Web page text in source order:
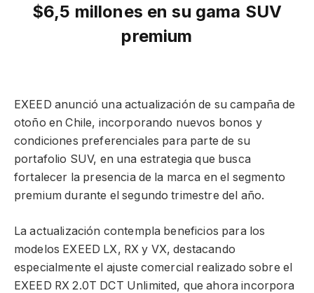
$6,5 millones en su gama SUV
premium
EXEED anunció una actualización de su campaña de
otoño en Chile, incorporando nuevos bonos y
condiciones preferenciales para parte de su
portafolio SUV, en una estrategia que busca
fortalecer la presencia de la marca en el segmento
premium durante el segundo trimestre del año.
La actualización contempla beneficios para los
modelos EXEED LX, RX y VX, destacando
especialmente el ajuste comercial realizado sobre el
EXEED RX 2.0T DCT Unlimited, que ahora incorpora